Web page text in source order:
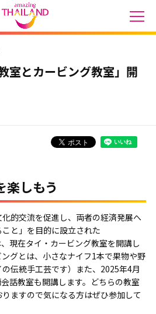
室とカービング教室」開
楽しもう
化的交流を促進し、両者の経済発展へ
と」を目的に設立された
現在タイ・カービング教室を開講し
グとは、小さなナイフ1本で果物や野
伝統手工芸です）また、2025年4月
話教室も開講します。どちらの教室
ますので気になる方はぜひ参加して